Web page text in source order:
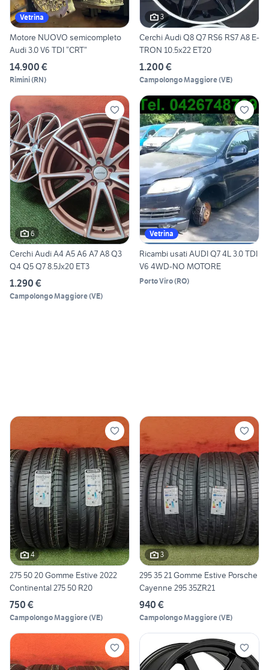
Vetrina
Motore NUOVO semicompleto
Audi 3.0 V6 TDI “CRT”
14.900 €
Rimini(RN)
3
Cerchi Audi Q8 Q7 RS6 RS7 A8 E-
TRON 10.5x22 ET20
1.200 €
Campolongo Maggiore(VE)
6
Cerchi Audi A4 A5 A6 A7 A8 Q3
Q4 Q5 Q7 8.5Jx20 ET3
1.290 €
Campolongo Maggiore(VE)
Vetrina
Ricambi usati AUDI Q7 4L 3.0 TDI
V6 4WD-NO MOTORE
Porto Viro(RO)
4
275 50 20 Gomme Estive 2022
Continental 275 50 R20
750 €
Campolongo Maggiore(VE)
3
295 35 21 Gomme Estive Porsche
Cayenne 295 35ZR21
940 €
Campolongo Maggiore(VE)